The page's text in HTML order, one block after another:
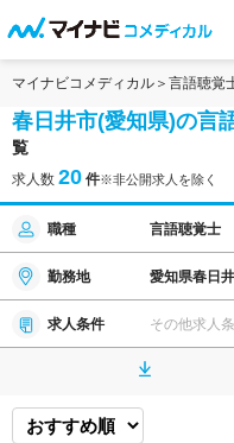
マイナビコメディカル 言語聴覚
春日井市(愛知県)の言
覧
求人数 20 件※非公開求人を除く
職種 言語聴覚士
勤務地 愛知県春日
求人条件 その他求人